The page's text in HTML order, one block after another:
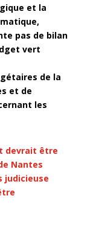
et la
pas de bilan
vert
de la
et de
les
devrait être
Nantes
judicieuse